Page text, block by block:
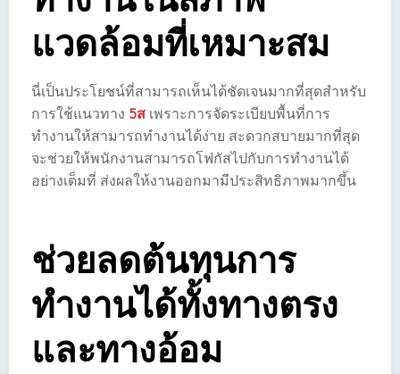
แวดล้อมที่เหมาะสม
นี่เป็นประโยชน์ที่สามารถเห็นได้ชัดเจนมากที่สุดสำหรับ
การใช้แนวทาง 5ส เพราะการจัดระเบียบพื้นที่การ
ทำงานให้สามารถทำงานได้ง่าย สะดวกสบายมากที่สุด
จะช่วยให้พนักงานสามารถโฟกัสไปกับการทำงานได้
อย่างเต็มที่ ส่งผลให้งานออกมามีประสิทธิภาพมากขึ้น
ช่วยลดต้นทุนการ
ทำงานได้ทั้งทางตรง
และทางอ้อม